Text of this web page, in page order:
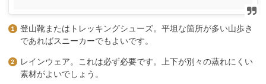
登山靴またはトレッキングシューズ。平坦な箇所が多い山歩き
であればスニーカーでもよいです。
レインウェア。これは必ず必要です。上下が別々の蒸れにくい
素材がよいでしょう。